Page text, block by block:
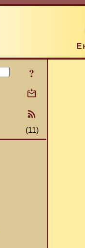
?
(11)